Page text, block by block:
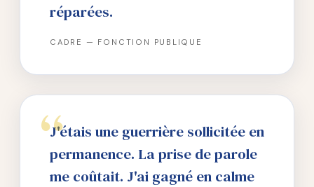
réparées.
CADRE — FONCTION PUBLIQUE
J'étais une guerrière sollicitée en
permanence. La prise de parole
me coûtait. J'ai gagné en calme